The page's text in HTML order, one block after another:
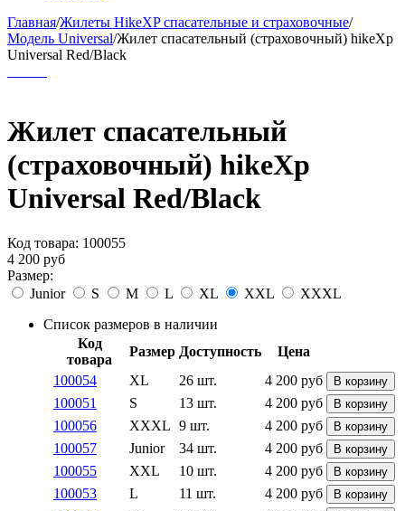
Главная/Жилеты HikeXP спасательные и страховочные/
Модель Universal/Жилет спасательный (страховочный) hikeXp
Universal Red/Black
Жилет спасательный
(страховочный) hikeXp
Universal Red/Black
Код товара: 100055
4 200 руб
Размер:
Junior
S M L XL XXL
XXXL
Список размеров в наличии
Код
товара
Размер Доступность
Цена
100054
XL 26 шт. 4 200 руб В корзину
100051 S 13 шт. 4 200 руб В корзину
100056 XXXL 9 шт. 4 200 руб В корзину
100057 Junior 34 шт. 4 200 руб В корзину
100055 XXL 10 шт. 4 200 руб В корзину
100053 L 11 шт. 4 200 руб В корзину